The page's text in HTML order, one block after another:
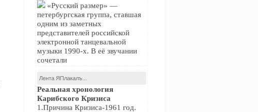
«Русский размер» —
петербургская группа, ставшая
одним из заметных
представителей российской
электронной танцевальной
музыки 1990-х. В её звучании
сочетали
Лента ЯПлакалъ...
Реальная хронология
Карибского Кризиса
1.Причина Кризиса-1961 год.